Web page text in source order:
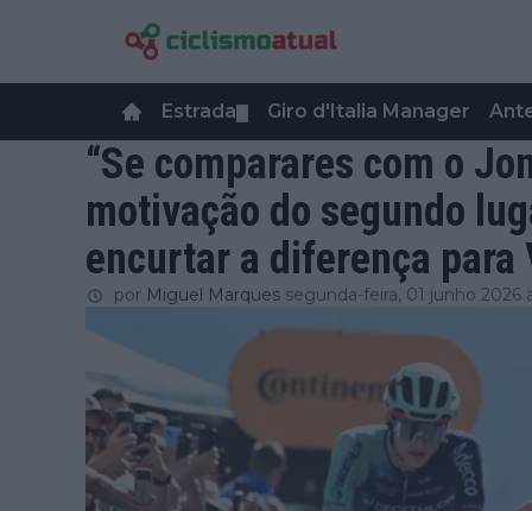
Estrada Giro d'Italia Manager
“Se comparares com o
motivação do segundo
encurtar a diferença para
por Miguel Marques segunda-feira, 01 junho 2026